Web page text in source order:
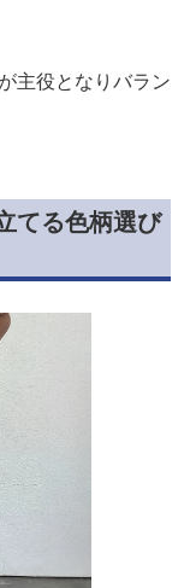
主役となりバラン
てる色柄選び